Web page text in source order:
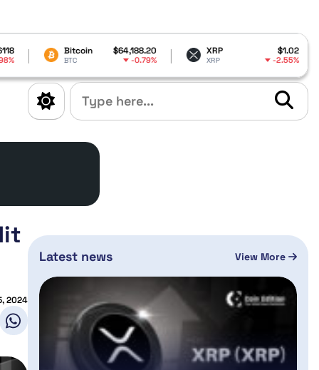
$64,188.20
-0.79%
XRP $1.02
XRP -2.55% DOGE
2024
Latest news View More